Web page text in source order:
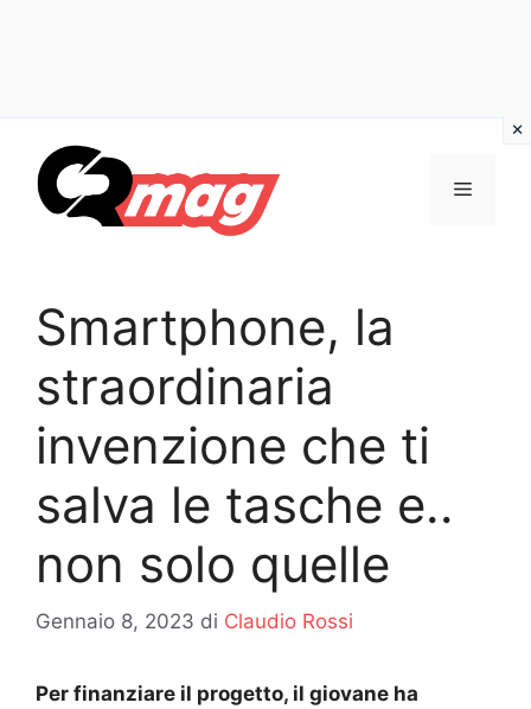
contenuto
Menu
Smartphone, la
straordinaria
invenzione che ti
salva le tasche e..
non solo quelle
Gennaio 8, 2023 di Claudio Rossi
Per finanziare il progetto, il giovane ha